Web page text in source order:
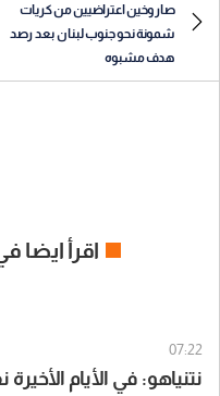
صاروخين اعتراضيين من كريات
شمونة نحو جنوب لبنان بعد رصد
هدف مشبوه
اقرأ ايضا
07:22
نتنياهو: في الأيام